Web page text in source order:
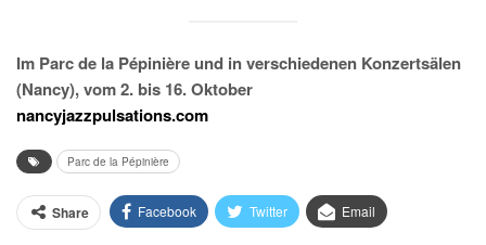
Im Parc de la Pépinière und in verschiedenen Konzertsälen
(Nancy), vom 2. bis 16. Oktober
nancyjazzpulsations.com
Parc de la Pépinière
Share Facebook Twitter Email